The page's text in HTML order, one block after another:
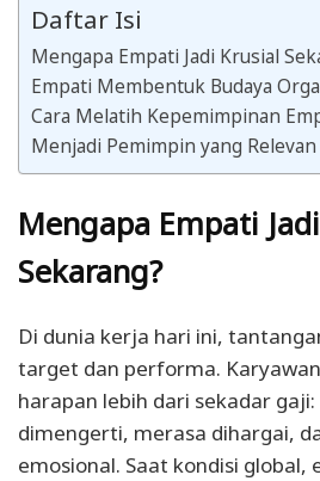
Daftar Isi
Mengapa Empati Jadi Krusial
Empati Membentuk Budaya
Cara Melatih Kepemimpinan
Menjadi Pemimpin yang Relevan
Mengapa Empati
Sekarang?
Di dunia kerja hari ini,
target dan performa.
harapan lebih dari sekadar
dimengerti, merasa dihargai,
emosional. Saat kondisi global,